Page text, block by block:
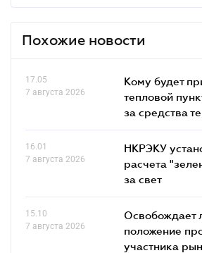
Похожие новости
17.05
7 августа 2026
Кому будет
тепловой
за средства
16.01
7 августа 2026
НКРЭКУ
расчета
за свет
15.10
7 августа 2026
Освобождает
положение
участника